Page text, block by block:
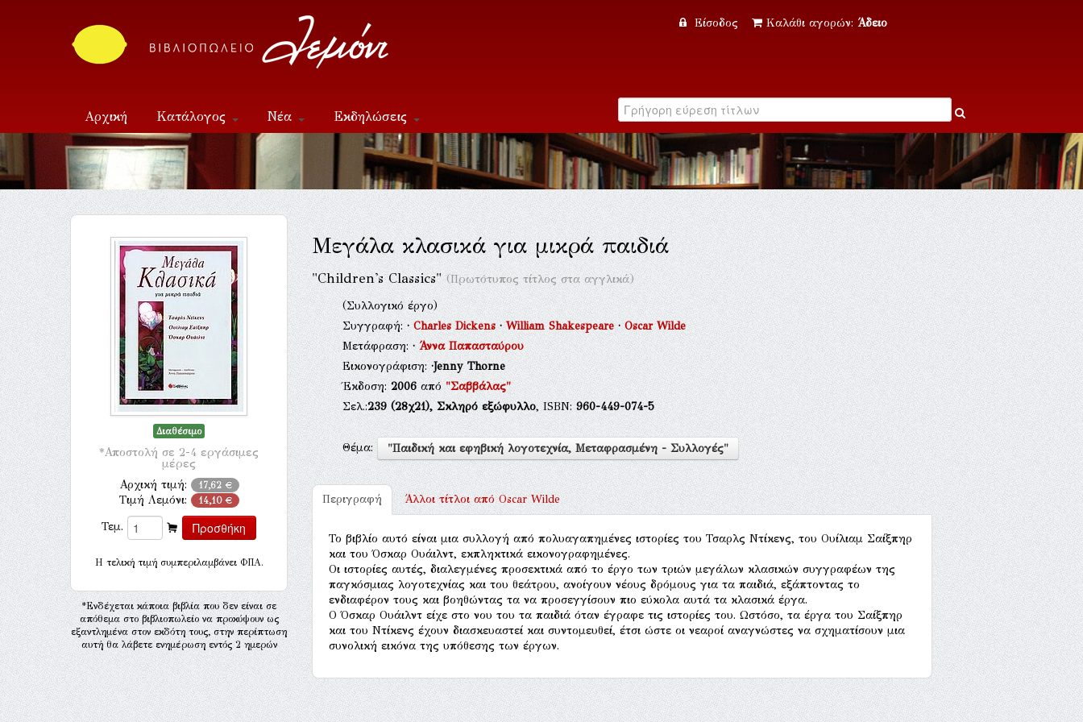
Είσοδος Καλάθι αγορών: Άδειο
Αρχική Κατάλογος Νέα Εκδηλώσεις
Επικοινωνία
Διαθέσιμο
*Αποστολή σε 2-4 εργάσιμες
μέρες
Αρχική τιμή: 17,62 €
Τιμή Λεμόνι: 14,10 €
Τεμ.
H τελική τιμή συμπεριλαμβάνει ΦΠΑ.
*Ενδέχεται κάποια βιβλία που δεν είναι σε
απόθεμα στο βιβλιοπωλείο να προκύψουν ως
εξαντλημένα στον εκδότη τους, στην περίπτωση
αυτή θα λάβετε ενημέρωση εντός 2 ημερών
Μεγάλα κλασικά για μικρά παιδιά
"Children's Classics"(Πρωτότυπος τίτλος στα αγγλικά)
(Συλλογικό έργο)
Συγγραφή:·Charles Dickens·William Shakespeare·Oscar Wilde
Μετάφραση:·Άννα Παπασταύρου
Εικονογράφιση:·Jenny Thorne
Έκδοση:2006από"Σαββάλας"
Σελ.:239(28χ21), Σκληρό εξώφυλλο, ISBN:960-449-074-5
Θέμα: "Παιδική και εφηβική λογοτεχνία, Μεταφρασμένη - Συλλογές"
Περιγραφή Άλλοι τίτλοι απόOscar Wilde
Το βιβλίο αυτό είναι μια συλλογή από πολυαγαπημένες ιστορίες του Τσαρλς Ντίκενς, του Ουίλιαμ Σαίξπηρ
και του Όσκαρ Ουάιλντ, εκπληκτικά εικονογραφημένες.
Οι ιστορίες αυτές, διαλεγμένες προσεκτικά από το έργο των τριών μεγάλων κλασικών συγγραφέων της
παγκόσμιας λογοτεχνίας και του θεάτρου, ανοίγουν νέους δρόμους για τα παιδιά, εξάπτοντας το
ενδιαφέρον τους και βοηθώντας τα να προσεγγίσουν πιο εύκολα αυτά τα κλασικά έργα.
Ο Όσκαρ Ουάιλντ είχε στο νου του τα παιδιά όταν έγραφε τις ιστορίες του. Ωστόσο, τα έργα του Σαίξπηρ
και του Ντίκενς έχουν διασκευαστεί και συντομευθεί, έτσι ώστε οι νεαροί αναγνώστες να σχηματίσουν μια
συνολική εικόνα της υπόθεσης των έργων.